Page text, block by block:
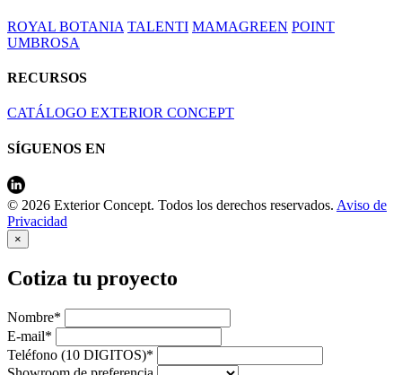
ROYAL BOTANIA TALENTI MAMAGREEN POINT
UMBROSA
RECURSOS
CATÁLOGO EXTERIOR CONCEPT
SÍGUENOS EN
© 2026 Exterior Concept. Todos los derechos reservados. Aviso de
Privacidad
×
Cotiza tu proyecto
Nombre*
E-mail*
Teléfono (10 DIGITOS)*